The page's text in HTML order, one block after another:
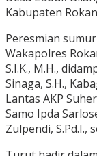
Kabupaten
Peresmian
Wakapolres
S.I.K., M.H.,
Sinaga, S.H.,
Lantas AKP
Samo Ipda
Zulpendi, S.Pd.I.,